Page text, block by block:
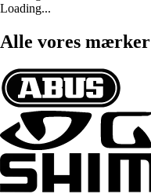
Loading...
Alle vores mærker